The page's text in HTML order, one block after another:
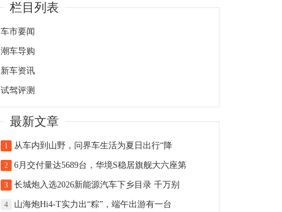
栏目列表
车市要闻
潮车导购
新车资讯
试驾评测
最新文章
1 从车内到山野，问界车生活为夏日出行“降
2 6月交付量达5689台，华境S稳居旗舰大六座第
3 长城炮入选2026新能源汽车下乡目录 千万别
4 山海炮Hi4-T实力出“粽”，端午出游有一台